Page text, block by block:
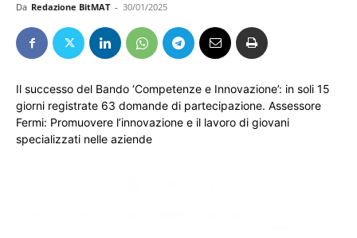
Da Redazione BitMAT - 30/01/2025
Il successo del Bando ‘Competenze e Innovazione’: in soli 15
giorni registrate 63 domande di partecipazione. Assessore
Fermi: Promuovere l’innovazione e il lavoro di giovani
specializzati nelle aziende